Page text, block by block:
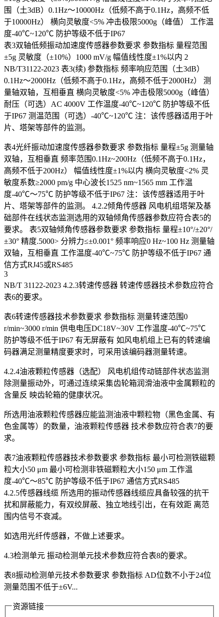
围（土3dB）0.1Hz～10000Hz（低频不高于0.1Hz，高频不低
于10000Hz） 横向灵敏度<5% 冲击极限5000g（峰值） 工作温
度-40℃~120℃ 防护等级不低于IP67
表3双轴低频振动加速度传感器参数要求 参数指标 量程范围
±5g 灵敏度（±10%）1000 mV/g 幅值线性度±1%以内 2
NB/T31122-2023 表3(续) 参数指标 频率响应范围（土3dB）
0.1Hz～2000Hz（低频不高于0.1Hz，高频不低于2000Hz） 测
量轴双轴，互相垂直 横向灵敏度<5% 冲击极限5000g（峰值）
耐压（可选）AC 4000V 工作温度-40℃~120℃ 防护等级不低
于IP67 测温范围（可选）-40℃~120℃ 注：该传感器适用于叶
片、塔架等部件的监测。
表4光纤振动加速度传感器参数要求 参数指标 量程±5g 测量轴
双轴，互相垂直 频率范围0.1Hz~200Hz（低频不高于0.1Hz，
高频不低于200Hz） 幅值线性度±1%以内 横向灵敏度<2% 灵
敏度系数≥2000 pm/g 中心波长1525 nm~1565 mm 工作温
度-40℃～75℃ 防护等级不低于IP67 注：该传感器适用于叶
片、塔架等部件的监测。 4.2.2倾角传感器 风电机组塔架及基
础部件在线状态监测选用的双轴倾角传感器参数应符合表5的
要求。 表5双轴倾角传感器参数要求 参数指标 量程±10°/±20°/
±30° 精度.5000> 分辨力≤±0.001° 频率响应0 Hz~100 Hz 测量轴
双轴，互相垂直 工作温度-40℃~75℃ 防护等级不低于IP67 通
信方式RJ45或RS485
3
NB/T 31122-2023 4.2.3转速传感器 转速传感器技术参数应符合
表6的要求。
表6转速传感器技术参数要求 参数指标 测量转速范围0
r/min~3000 r/min 供电电压DC18V~30V 工作温度-40℃~75℃
防护等级不低于IP67 有无屏蔽有 如风电机组上已有的转速编
码器满足测量精度要求时，可采用该编码器测量转速。
4.2.4油液颗粒传感器（选配） 风电机组传动链部件状态监测
除测量振动外，可通过连续采集齿轮箱润滑油液中金属颗粒的
含量反 映齿轮箱的健康状况。
所选用油液颗粒传感器应能监测油液中颗粒物（黑色金属、有
色金属等）的数量，油液颗粒传感器 技术参数应符合表7的要
求。
表7油液颗粒传感器技术参数要求 参数指标 最小可检测铁磁颗
粒大小50 μm 最小可检测非铁磁颗粒大小150 μm 工作温
度-40℃～85℃ 防护等级不低于IP67 通信方式RS485
4.2.5传感器线缆 所选用的振动传感器线缆应具备较强的抗干
扰和屏蔽能力，有双绞屏蔽、独立地线引出，在有效距 离范
围内信号不衰减。
如选用光纤传感器，不做上述要求。
4.3检测单元 振动检测单元技术参数应符合表8的要求。
表8振动检测单元技术参数要求 参数指标 AD位数不小于24位
测量范围不低于±6V...
资源链接